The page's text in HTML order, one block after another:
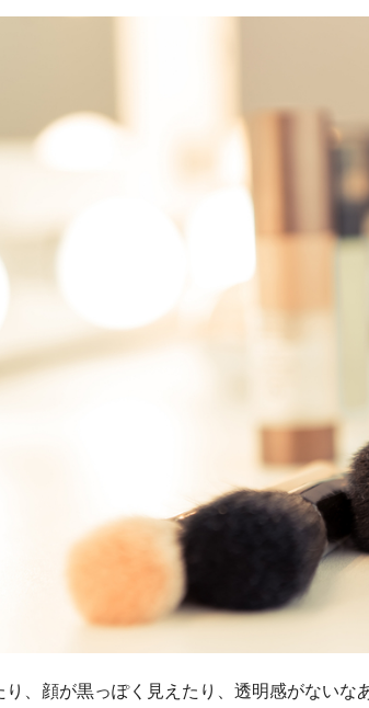
、顔が黒っぽく見えたり、透明感がないな